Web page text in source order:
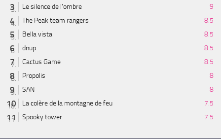
Le silence de l'ombre
9
The Peak team rangers
8.5
Bella vista
8.5
dnup
8.5
Cactus Game
8.5
Propolis
8
SAN
8
La colère de la montagne de feu
7.5
Spooky tower
7.5